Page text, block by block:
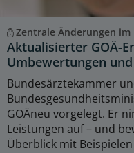
Zentrale Änderungen im
Aktualisierter GOÄ-
Umbewertungen
Bundesärztekammer
GOÄneu vorgelegt. Er
Leistungen auf – und
Überblick mit